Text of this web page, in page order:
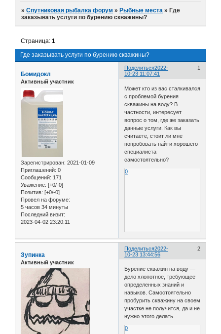
»Спутниковая рыбалка форум » Рыбные места » Где
заказывать услуги по бурению скважины?
Где заказывать услуги по бурению скважины?
Страница:1
Поделиться 1
2022-
10-23 11:07:41
Бомидокл
Активный участник
Зарегистрирован: 2021-01-09
Приглашений: 0
Сообщений: 171
Уважение: [+0/-0]
Позитив: [+0/-0]
Провел на форуме:
5 часов 34 минуты
Последний визит:
2023-04-02 23:20:11
Может кто из вас сталкивался
с проблемой бурения
скважины на воду? В
частности, интересует
вопрос о том, где же заказать
данные услуги. Как вы
считаете, стоит ли мне
попробовать найти хорошего
специалиста
самостоятельно?
0
Поделиться 2
2022-
10-23 13:44:56
Зупинка
Активный участник
Бурение скважин на воду —
дело хлопотное, требующее
определенных знаний и
навыков. Самостоятельно
пробурить скважину на своем
участке не получится, да и не
нужно этого делать.
0